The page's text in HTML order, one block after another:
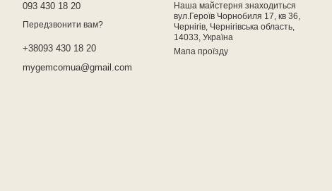
093 430 18 20
Передзвонити вам?
+38093 430 18 20
mygemcomua@gmail.com
Наша майстерня знаходиться
вул.Героїв Чорнобиля 17, кв 36,
Чернігів, Чернігівська область,
14033, Україна
Мапа проїзду